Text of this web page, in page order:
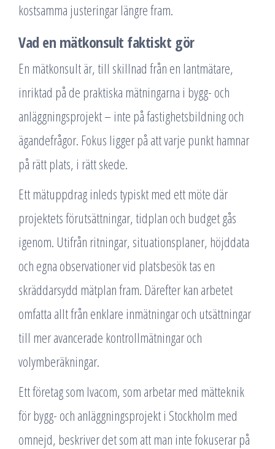
kostsamma justeringar längre fram.
Vad en mätkonsult faktiskt gör
En mätkonsult är, till skillnad från en lantmätare,
inriktad på de praktiska mätningarna i bygg- och
anläggningsprojekt – inte på fastighetsbildning och
ägandefrågor. Fokus ligger på att varje punkt hamnar
på rätt plats, i rätt skede.
Ett mätuppdrag inleds typiskt med ett möte där
projektets förutsättningar, tidplan och budget gås
igenom. Utifrån ritningar, situationsplaner, höjddata
och egna observationer vid platsbesök tas en
skräddarsydd mätplan fram. Därefter kan arbetet
omfatta allt från enklare inmätningar och utsättningar
till mer avancerade kontrollmätningar och
volymberäkningar.
Ett företag som Ivacom, som arbetar med mätteknik
för bygg- och anläggningsprojekt i Stockholm med
omnejd, beskriver det som att man inte fokuserar på